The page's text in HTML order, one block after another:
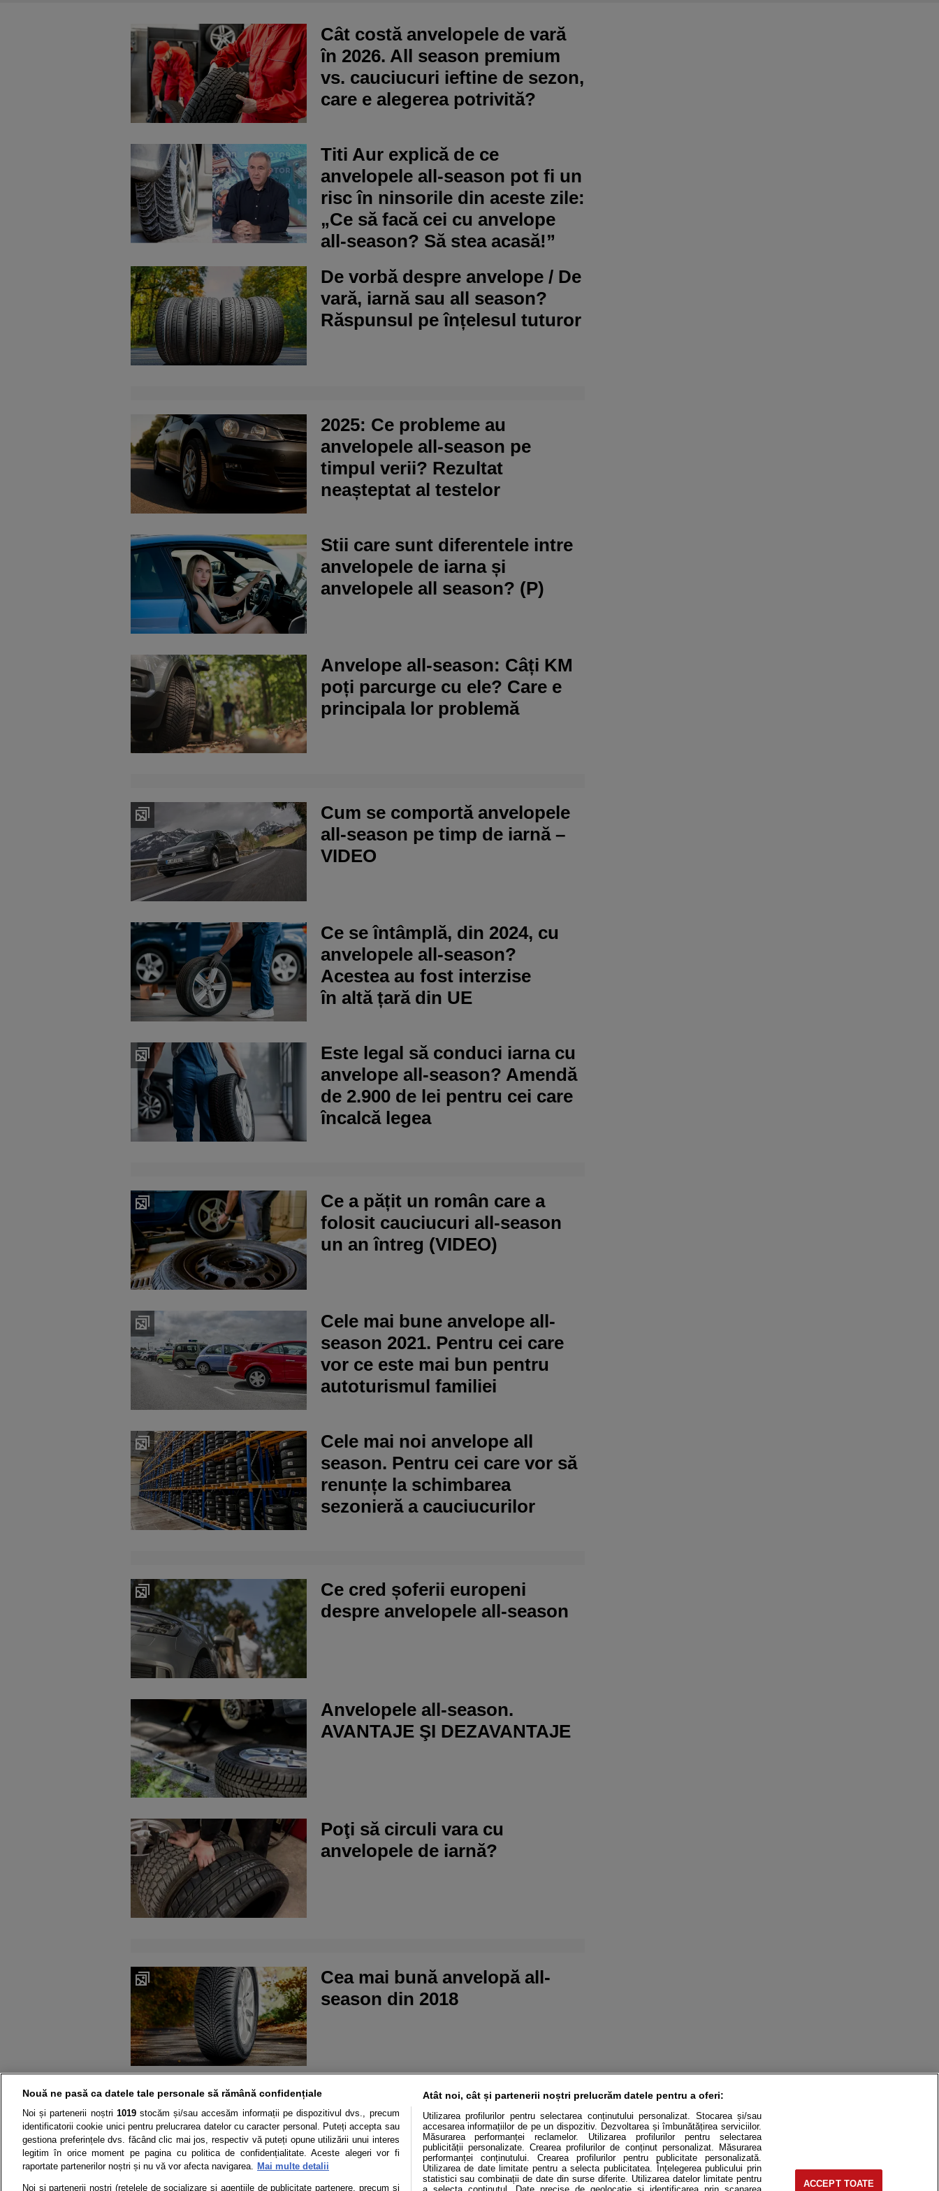
Cât costă anvelopele de vară
în 2026. All season premium
vs. cauciucuri ieftine de sezon,
care e alegerea potrivită?
Titi Aur explică de ce
anvelopele all-season pot fi un
risc în ninsorile din aceste zile:
„Ce să facă cei cu anvelope
all-season? Să stea acasă!”
De vorbă despre anvelope / De
vară, iarnă sau all season?
Răspunsul pe înțelesul tuturor
2025: Ce probleme au
anvelopele all-season pe
timpul verii? Rezultat
neașteptat al testelor
Stii care sunt diferentele intre
anvelopele de iarna și
anvelopele all season? (P)
Anvelope all-season: Câți KM
poți parcurge cu ele? Care e
principala lor problemă
Cum se comportă anvelopele
all-season pe timp de iarnă –
VIDEO
Ce se întâmplă, din 2024, cu
anvelopele all-season?
Acestea au fost interzise
în altă țară din UE
Este legal să conduci iarna cu
anvelope all-season? Amendă
de 2.900 de lei pentru cei care
încalcă legea
Ce a pățit un român care a
folosit cauciucuri all-season
un an întreg (VIDEO)
Cele mai bune anvelope all-
season 2021. Pentru cei care
vor ce este mai bun pentru
autoturismul familiei
Cele mai noi anvelope all
season. Pentru cei care vor să
renunțe la schimbarea
sezonieră a cauciucurilor
Ce cred șoferii europeni
despre anvelopele all-season
Anvelopele all-season.
AVANTAJE ŞI DEZAVANTAJE
Poţi să circuli vara cu
anvelopele de iarnă?
Cea mai bună anvelopă all-
season din 2018
Nouă ne pasă ca datele tale personale să rămână confidențiale
Noi și partenerii noștri 1019stocăm și/sau accesăm informații pe dispozitivul dvs., precum
identificatorii cookie unici pentru prelucrarea datelor cu caracter personal. Puteți accepta sau
gestiona preferințele dvs. făcând clic mai jos, respectiv vă puteți opune utilizării unui interes
legitim în orice moment pe pagina cu politica de confidențialitate. Aceste alegeri vor fi
raportate partenerilor noștri și nu vă vor afecta navigarea. Mai multe detalii
Noi si partenerii nostri (retelele de socializare si agentiile de publicitate partenere, precum si
Atât noi, cât și partenerii noștri prelucrăm datele pentru a oferi:
Utilizarea profilurilor pentru selectarea conținutului personalizat. Stocarea și/sau
accesarea informațiilor de pe un dispozitiv. Dezvoltarea și îmbunătățirea serviciilor.
Măsurarea performanței reclamelor. Utilizarea profilurilor pentru selectarea
publicității personalizate. Crearea profilurilor de conținut personalizat. Măsurarea
performanței conținutului. Crearea profilurilor pentru publicitate personalizată.
Utilizarea de date limitate pentru a selecta publicitatea. Înțelegerea publicului prin
statistici sau combinații de date din surse diferite. Utilizarea datelor limitate pentru
ACCEPT TOATE